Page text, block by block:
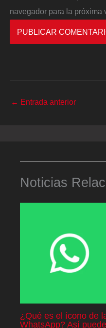
navegador para la próxima
← Entrada anterior
Noticias
¿Qué es el ícono de
WhatsApp? Así